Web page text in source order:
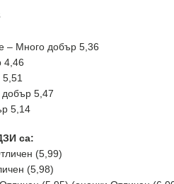
– Много добър 5,36
4,46
5,47
5,14
са:
(5,99)
(5,98)